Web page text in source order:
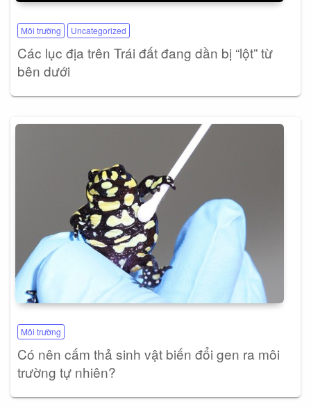
Môi trường Uncategorized
Các lục địa trên Trái đất đang dần bị “lột” từ
bên dưới
Môi trường
Có nên cấm thả sinh vật biến đổi gen ra môi
trường tự nhiên?